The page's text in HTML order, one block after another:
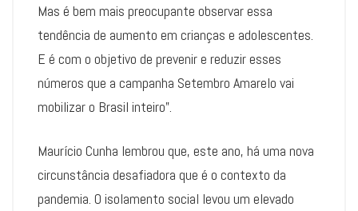
Mas é bem mais preocupante observar essa
tendência de aumento em crianças e adolescentes.
E é com o objetivo de prevenir e reduzir esses
números que a campanha Setembro Amarelo vai
mobilizar o Brasil inteiro”.
Maurício Cunha lembrou que, este ano, há uma nova
circunstância desafiadora que é o contexto da
pandemia. O isolamento social levou um elevado